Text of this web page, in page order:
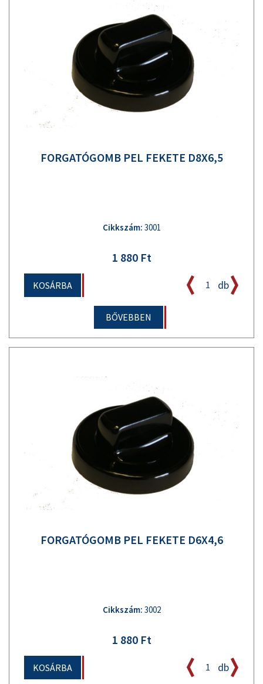
FORGATÓGOMB PEL FEKETE D8X6,5
Cikkszám: 3001
1 880 Ft
KOSÁRBA db
BŐVEBBEN
FORGATÓGOMB PEL FEKETE D6X4,6
Cikkszám: 3002
1 880 Ft
KOSÁRBA db